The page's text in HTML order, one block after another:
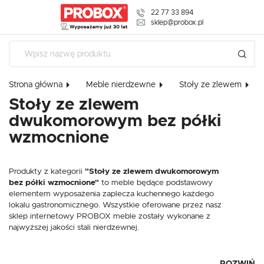
22 77 33 894
sklep@probox.pl
Strona główna Meble nierdzewne Stoły ze zlewem
Stoły ze zlewem
dwukomorowym bez półki
wzmocnione
Produkty z kategorii "Stoły ze zlewem dwukomorowym
bez półki wzmocnione" to meble będące podstawowy
elementem wyposażenia zaplecza kuchennego każdego
lokalu gastronomicznego. Wszystkie oferowane przez nasz
sklep internetowy PROBOX meble zostały wykonane z
najwyższej jakości stali nierdzewnej.
USTAWIENIA
Szanujemy Twoją prywatność. Możesz zmienić ustawienia
dowolnym momencie możesz dokonać zmiany swoich ustawień.
Niezbędne
Pliki cookies odpowiadają na podejmowane przez Ciebie działania w celu m.in.
USTAWIENIA REGIONALNE
Lokalizacja
Polska
polski
Waluta
Polski złoty (PLN)
ZAPISZ